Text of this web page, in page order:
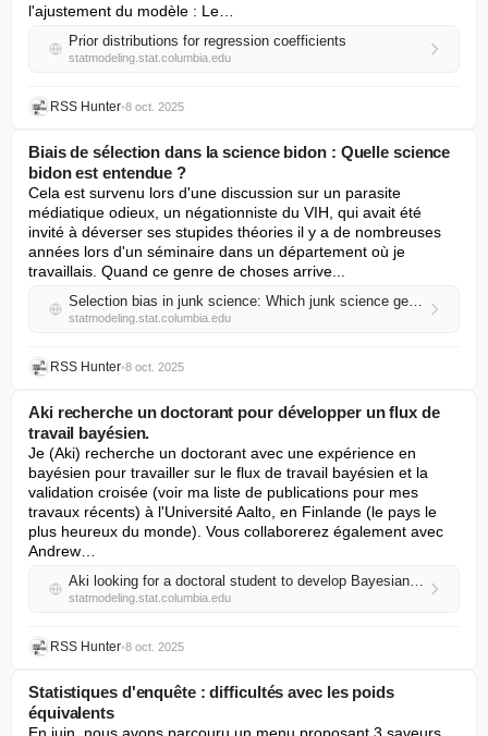
l'ajustement du modèle : Le…
Prior distributions for regression coefficients
statmodeling.stat.columbia.edu
RSS Hunter•8 oct. 2025
Biais de sélection dans la science bidon : Quelle science
bidon est entendue ?
Cela est survenu lors d'une discussion sur un parasite
médiatique odieux, un négationniste du VIH, qui avait été
invité à déverser ses stupides théories il y a de nombreuses
années lors d'un séminaire dans un département où je
travaillais. Quand ce genre de choses arrive...
Selection bias in junk science: Which junk science gets a hearing?
statmodeling.stat.columbia.edu
RSS Hunter•8 oct. 2025
Aki recherche un doctorant pour développer un flux de
travail bayésien.
Je (Aki) recherche un doctorant avec une expérience en
bayésien pour travailler sur le flux de travail bayésien et la
validation croisée (voir ma liste de publications pour mes
travaux récents) à l'Université Aalto, en Finlande (le pays le
plus heureux du monde). Vous collaborerez également avec
Andrew…
Aki looking for a doctoral student to develop Bayesian workflow
statmodeling.stat.columbia.edu
RSS Hunter•8 oct. 2025
Statistiques d'enquête : difficultés avec les poids
équivalents